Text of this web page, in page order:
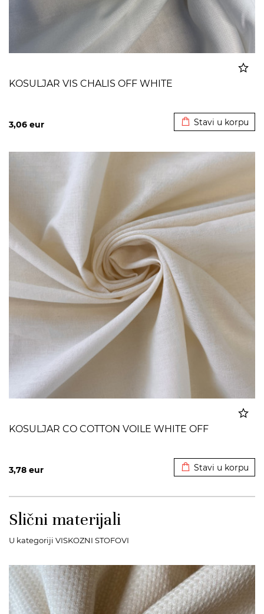
KOSULJAR VIS CHALIS OFF WHITE
3,06 eur Stavi u korpu
KOSULJAR CO COTTON VOILE WHITE OFF
3,78 eur Stavi u korpu
Slični materijali
U kategoriji VISKOZNI STOFOVI